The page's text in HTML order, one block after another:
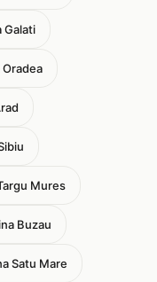
Galati
Mures
Buzau
Satu Mare